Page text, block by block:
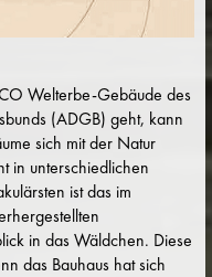
Welterbe-Gebäude des
(ADGB) geht, kann
sich mit der Natur
in unterschiedlichen
ist das im
in das Wäldchen. Diese
das Bauhaus hat sich